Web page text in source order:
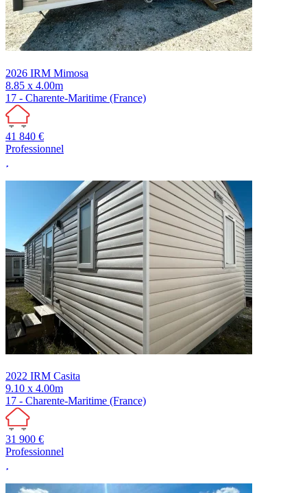
2026 IRM Mimosa
8.85 x 4.00m
17 - Charente-Maritime (France)
41 840 €
Professionnel
2022 IRM Casita
9.10 x 4.00m
17 - Charente-Maritime (France)
31 900 €
Professionnel